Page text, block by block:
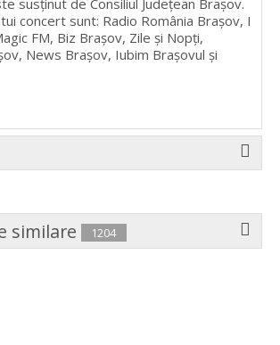
concert sunt: Radio România Brașov, I
FM, Biz Brașov, Zile și Nopți,
News Brașov, Iubim Brașovul și
similare 1204